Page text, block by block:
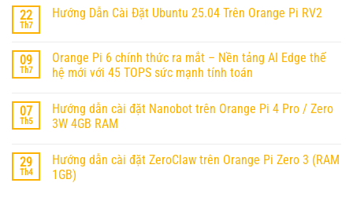
luận
cài
OpenClaw
(MoltBot)
Pi
RV2
22
Th7
Hướng Dẫn Cài Đặt Ubuntu 25.04 Trên Orange Pi RV2
luận
ở
Hướng
Đặt
Ubuntu
25.04
Pi
RV2
09
Th7
Orange Pi 6 chính thức ra mắt – Nền tảng AI Edge thế
hệ mới với 45 TOPS sức mạnh tính toán
bình
luận
ở
6
chính
thức
07
Th5
Hướng dẫn cài đặt Nanobot trên Orange Pi 4 Pro / Zero
3W 4GB RAM
bình
luận
ở
29
Th4
Hướng dẫn cài đặt ZeroClaw trên Orange Pi Zero 3 (RAM
1GB)